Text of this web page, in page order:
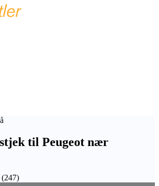
til Peugeot nær
(247)